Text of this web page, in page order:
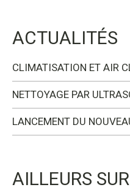
ACTUALITÉS
CLIMATISATION ET AIR
NETTOYAGE PAR
LANCEMENT DU
AILLEURS